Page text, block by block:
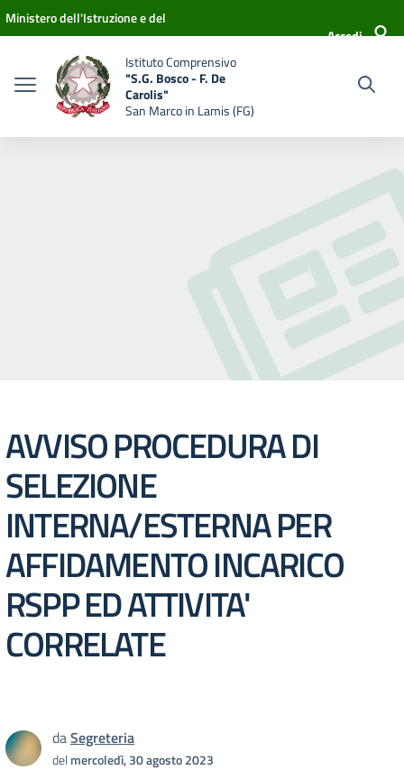
Vai ai contenuti
Vai al menu di navigazione
Vai al footer
Ministero dell'Istruzione e del
Accedi
Istituto Comprensivo
"S.G. Bosco - F. De
Carolis"
San Marco in Lamis (FG)
AVVISO PROCEDURA DI
SELEZIONE
INTERNA/ESTERNA PER
AFFIDAMENTO INCARICO
RSPP ED ATTIVITA'
CORRELATE
daSegreteria
delmercoledì, 30 agosto 2023